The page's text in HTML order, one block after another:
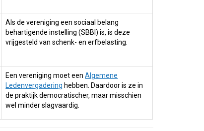
Als de vereniging een sociaal belang
behartigende instelling (SBBI) is, is deze
vrijgesteld van schenk- en erfbelasting.
Een vereniging moet eenAlgemene
Ledenvergadering hebben. Daardoor is ze in
de praktijk democratischer, maar misschien
wel minder slagvaardig.